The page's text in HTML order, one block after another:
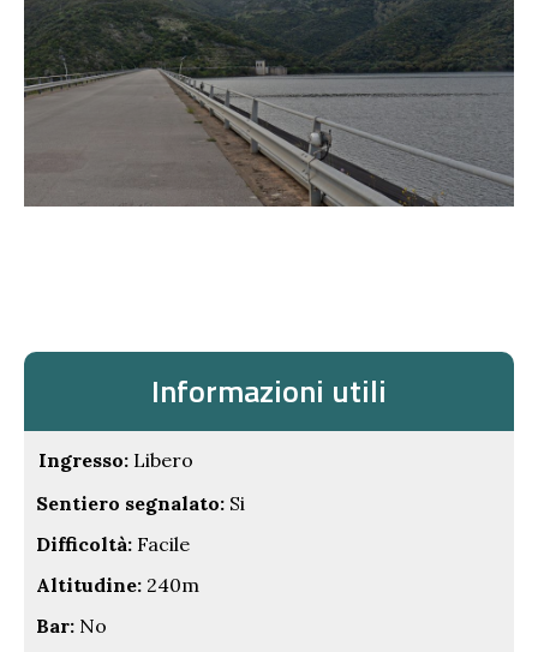
Informazioni utili
Ingresso: Libero
Sentiero segnalato: Si
Difficoltà: Facile
Altitudine: 240m
Bar: No